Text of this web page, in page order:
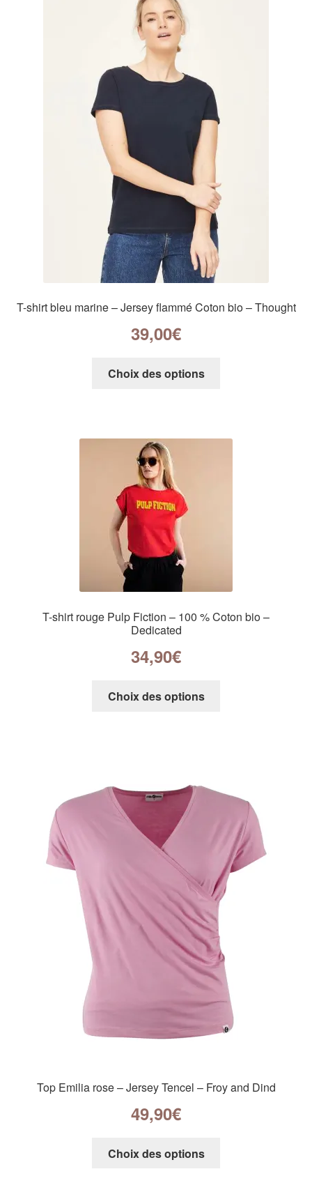
T-shirt bleu marine – Jersey flammé Coton bio – Thought
39,00€
Choix des options
T-shirt rouge Pulp Fiction – 100 % Coton bio –
Dedicated
34,90€
Choix des options
Top Emilia rose – Jersey Tencel – Froy and Dind
49,90€
Choix des options